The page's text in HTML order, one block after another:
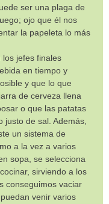
ser una plaga de
ojo que él nos
la papeleta lo más
los jefes finales
en tiempo y
y que lo que
de cerveza llena
o que las patatas
de sal. Además,
un sistema de
a la vez a varios
sopa, se selecciona
sirviendo a los
conseguimos vaciar
venir varios